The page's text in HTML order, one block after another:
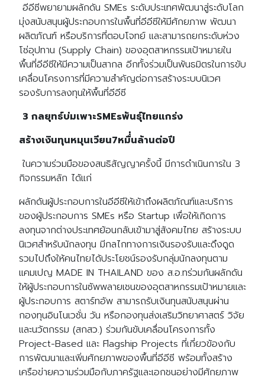
อีอีซีพยายามผลักดัน SMEs ระดับประเทศพัฒนาสู่ระดับโลก
มุ่งสนับสนุนผู้ประกอบการในพื้นที่อีอีซีให้มีศักยภาพ พัฒนา
ผลิตภัณฑ์ หรือบริการที่ตอบโจทย์ และสามารถยกระดับห่วง
โซ่อุปทาน (Supply Chain) ของอุตสาหกรรมเป้าหมายใน
พื้นที่อีอีซีให้มีความเป็นสากล อีกทั้งร่วมเป็นพันธมิตรในการขับ
เคลื่อนโครงการที่มีความสำคัญต่อการสร้างระบบนิเวศ
รองรับการลงทุนให้พื้นที่อีอีซี
3 กลยุทธ์บ่มเพาะSMEsพันธุ์ไทยแกร่ง
สร้างเงินทุนหมุนเวียน7หมื่่นล้านต่อปี
ในความร่วมมือของสนธิสัญญาครั้งนี้ มีการดำเนินการใน 3
กิจกรรมหลัก ได้แก่
ผลักดันผู้ประกอบการในอีอีซีให้เข้าถึงผลิตภัณฑ์และบริการ
ของผู้ประกอบการ SMEs หรือ Startup เพื่อให้เกิดการ
ลงทุนจากต่างประเทศย้อนกลับเข้ามาสู่สังคมไทย สร้างระบบ
นิเวศสำหรับนักลงทุน มีกลไกทางการเงินรองรับและดึงดูด
รวมไปถึงให้คนไทยได้ประโยชน์รองรับกลุ่มนักลงทุนตาม
แคมเปญ MADE IN THAILAND ของ ส.อ.ทร่วมกันผลักดัน
ให้ผู้ประกอบการในซัพพลายเชนของอุตสาหกรรมเป้าหมายและ
ผู้ประกอบการ สตาร์ทอัพ สามารถรับเงินทุนสนับสนุนผ่าน
กองทุนอินโนเวชั่น วัน หรือกองทุนส่งเสริมวิทยาศาสตร์ วิจัย
และนวัตกรรม (สกสว.) ร่วมกันขับเคลื่อนโครงการทั้ง
Project-Based และ Flagship Projects ที่เกี่ยวข้องกับ
การพัฒนาและเพิ่มศักยภาพของพื้นที่อีอีซี พร้อมทั้งสร้าง
เครือข่ายความร่วมมือกับภาครัฐและเอกชนอย่างมีศักยภาพ